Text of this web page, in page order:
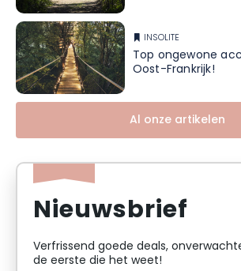
INSOLITE
Top ongewone
Oost-Frankrijk!
Al onze artikelen
Nieuwsbrief
Verfrissend goede deals,
de eerste die het weet!